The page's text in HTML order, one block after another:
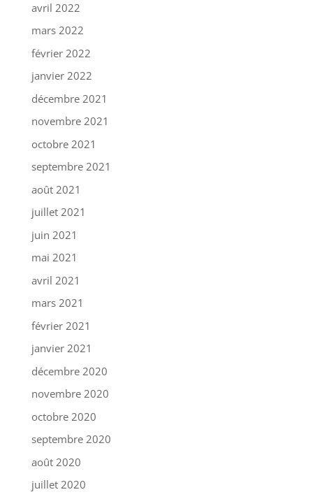
avril 2022
mars 2022
février 2022
janvier 2022
décembre 2021
novembre 2021
octobre 2021
septembre 2021
août 2021
juillet 2021
juin 2021
mai 2021
avril 2021
mars 2021
février 2021
janvier 2021
décembre 2020
novembre 2020
octobre 2020
septembre 2020
août 2020
juillet 2020